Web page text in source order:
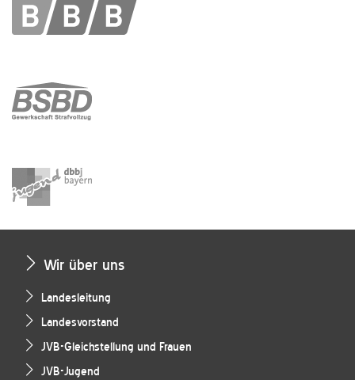
Wir über uns
Landesleitung
Landesvorstand
JVB-Gleichstellung und Frauen
JVB-Jugend